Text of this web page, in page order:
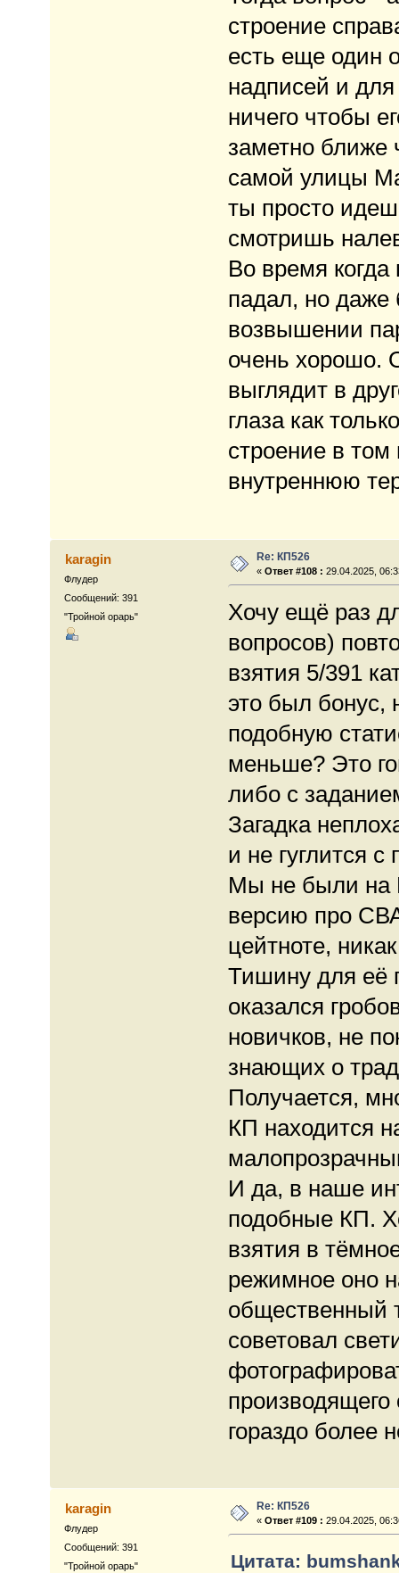
строение
есть еще один
надписей и для
ничего чтобы
заметно ближе
самой улицы
ты просто
смотришь
Во время
падал, но даже
возвышении
очень хорошо.
выглядит в
глаза как
строение в
внутреннюю
karagin
Флудер
Сообщений: 391
"Тройной орарь"
Re: КП526
«Ответ #108 : 29.04.2025,
Хочу ещё раз
вопросов)
взятия 5/391
это был бонус,
подобную
меньше? Это
либо с
Загадка
и не гуглится с
Мы не были на
версию про
цейтноте,
Тишину для её
оказался
новичков, не
знающих о
Получается,
КП находится
И да, в наше
подобные КП.
взятия в
режимное оно
общественный
советовал
гораздо более
karagin
Флудер
Сообщений: 391
"Тройной орарь"
Re: КП526
«Ответ #109 : 29.04.2025,
Цитата: